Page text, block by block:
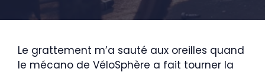
Le grattement m’a sauté aux oreilles quand
le mécano de VéloSphère a fait tourner la